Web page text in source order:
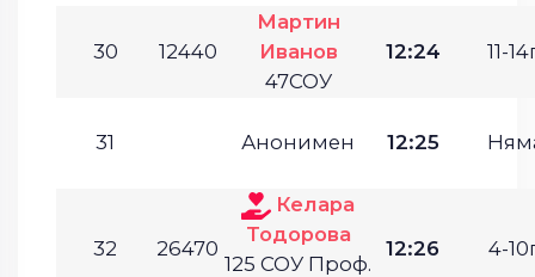
30 12440
Мартин
Иванов
47СОУ
12:24 11-
31 Анонимен 12:25
32 26470
Келара
Тодорова
125 СОУ Проф.
12:26 4-